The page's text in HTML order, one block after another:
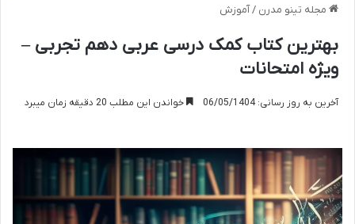
مجله تینو مدرن /آموزش
بهترین کتاب کمک درسی عربی دهم تجربی –
ویژه امتحانات
آخرین به روز رسانی: 06/05/1404 خواندن این مطلب 20 دقیقه زمان میبرد